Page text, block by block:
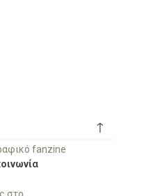
↑
fanzine